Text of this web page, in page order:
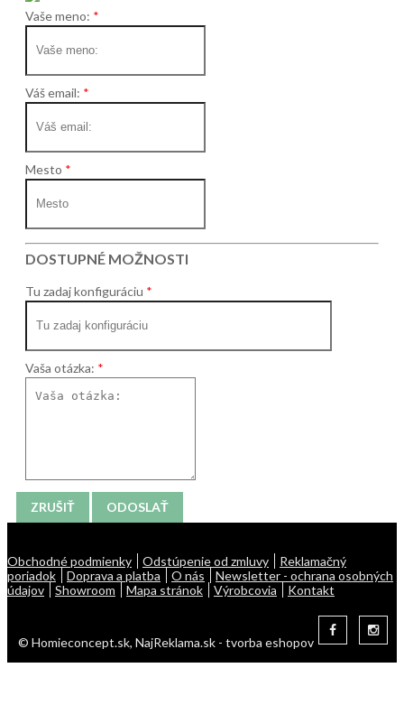
Vaše meno:
Váš email:
Mesto
DOSTUPNÉ MOŽNOSTI
Tu zadaj konfiguráciu
Vaša otázka:
ZRUŠIŤ ODOSLAŤ
Obchodné podmienky Odstúpenie od zmluvy
Reklamačný
poriadok
Doprava a platba O nás
Newsletter - ochrana osobných
údajov
Showroom Mapa stránok Výrobcovia Kontakt
© Homieconcept.sk, NajReklama.sk - tvorba eshopov
Homie Asistent
ODBORNÝ PORADCA